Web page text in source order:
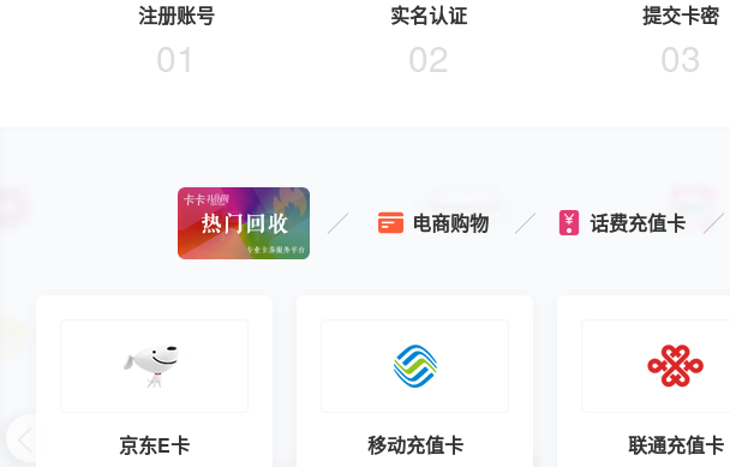
注册账号
01
实名认证
02
提交卡密
03
热门回收  电商购物  话费充值卡
京东E卡 移动充值卡 联通充值卡